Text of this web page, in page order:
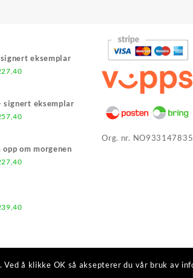
eksemplar
Nåværende
kr 227,40.
signert eksemplar
Nåværende
kr 257,40.
opp om morgenen
Nåværende
Nåværende
pris
Org. nr.
å klikke OK så aksepterer du vår bruk av